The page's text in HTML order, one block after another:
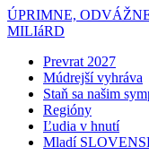
ÚPRIMNE,
MILIáRD
Prevrat 2027
Múdrejší vyhráva
Staň sa našim
Regióny
Ľudia v hnutí
Mladí